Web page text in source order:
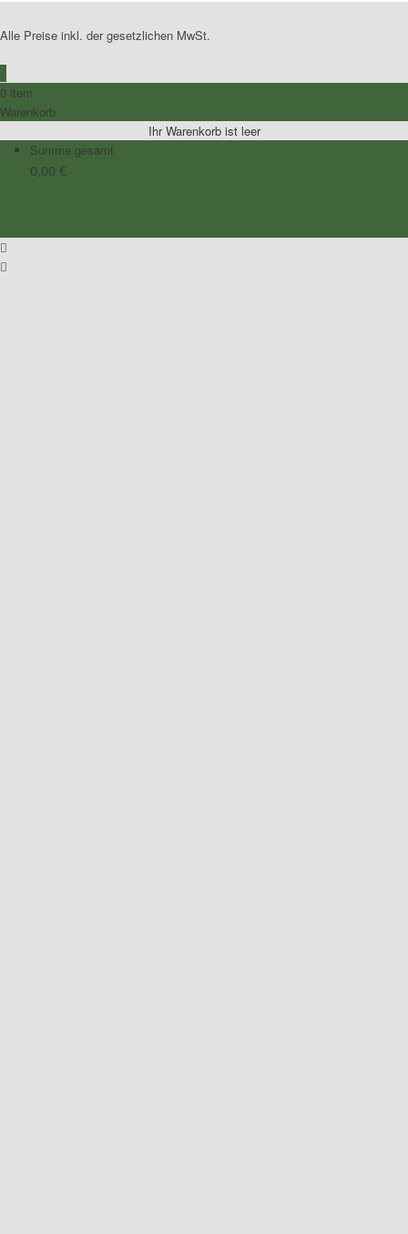
Alle Preise inkl. der gesetzlichen MwSt.
0 item
Warenkorb
Ihr Warenkorb ist leer
Summe gesamt
0,00 €